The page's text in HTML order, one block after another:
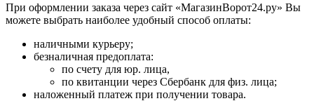
При оформлении заказа через сайт «МагазинВорот24.ру» Вы
можете выбрать наиболее удобный способ оплаты:
наличными курьеру;
безналичная предоплата:
по счету для юр. лица,
по квитанции через Сбербанк для физ. лица;
наложенный платеж при получении товара.